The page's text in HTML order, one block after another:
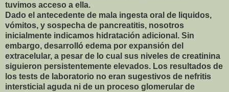
tuvimos acceso a ella.
Dado el antecedente de mala ingesta oral de liquidos,
vómitos, y sospecha de pancreatitis, nosotros
inicialmente indicamos hidratación adicional. Sin
embargo, desarrolló edema por expansión del
extracelular, a pesar de lo cual sus niveles de creatinina
siguieron persistentemente elevados. Los resultados de
los tests de laboratorio no eran sugestivos de nefritis
intersticial aguda ni de un proceso glomerular de